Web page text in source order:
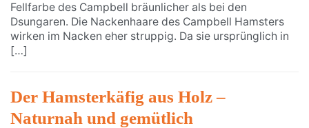
Fellfarbe des Campbell bräunlicher als bei den
Dsungaren. Die Nackenhaare des Campbell Hamsters
wirken im Nacken eher struppig. Da sie ursprünglich in
[…]
Der Hamsterkäfig aus Holz –
Naturnah und gemütlich